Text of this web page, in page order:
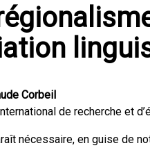
Corbeil
de recherche et
nécessaire, en guise de